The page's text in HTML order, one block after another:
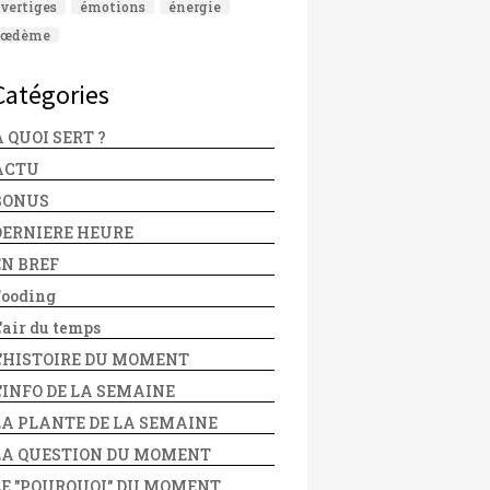
vertiges émotions
énergie
œdème
QUOI SERT ?
HEURE
BREF
du temps
DU MOMENT
DE LA SEMAINE
PLANTE DE LA SEMAINE
QUESTION DU MOMENT